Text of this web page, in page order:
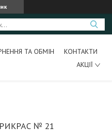
ТА ОБМІН
КОНТАКТИ
АКЦІЇ
№ 21